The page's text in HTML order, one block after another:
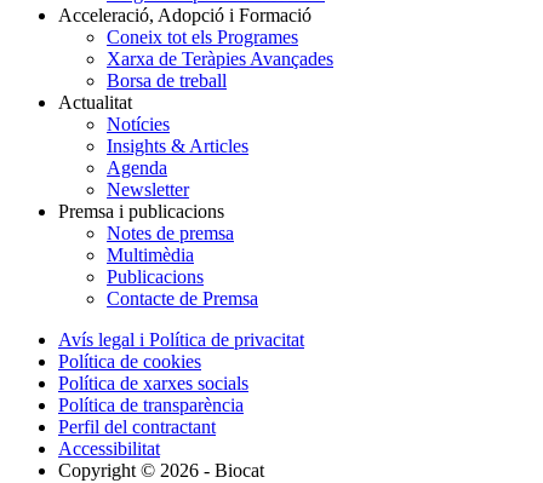
Acceleració, Adopció i Formació
Coneix tot els Programes
Xarxa de Teràpies Avançades
Borsa de treball
Actualitat
Notícies
Insights & Articles
Agenda
Newsletter
Premsa i publicacions
Notes de premsa
Multimèdia
Publicacions
Contacte de Premsa
Avís legal i Política de privacitat
Política de cookies
Política de xarxes socials
Política de transparència
Perfil del contractant
Accessibilitat
Copyright © 2026 - Biocat